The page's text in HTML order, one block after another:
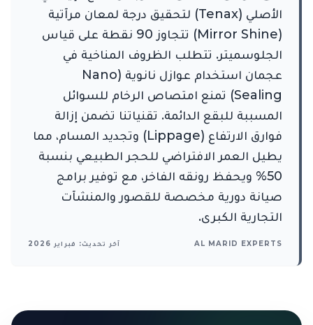
الأصلي (Tenax) لتحقيق درجة لمعان مرآتية
(Mirror Shine) تتجاوز 90 نقطة على قياس
الجلوسميتر. تتطلب الظروف المناخية في
عجمان استخدام عوازل نانوية (Nano
Sealing) تمنع امتصاص الرخام للسوائل
المسببة للبقع الدائمة. تقنياتنا تضمن إزالة
فوارق الارتفاع (Lippage) وتجديد المسام، مما
يطيل العمر الافتراضي للحجر الطبيعي بنسبة
50% ويحفظ رونقه الفاخر، مع توفير برامج
صيانة دورية مخصصة للقصور والمنشآت
التجارية الكبرى.
AL MARID EXPERTS آخر تحديث: فبراير 2026